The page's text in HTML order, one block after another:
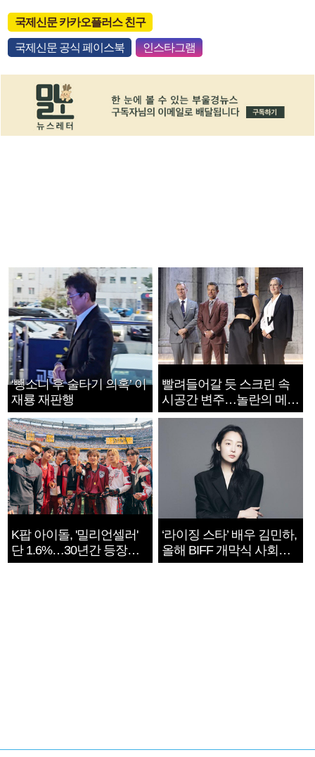
국제신문 카카오플러스 친구
국제신문 공식 페이스북 인스타그램
‘뺑소니 후 술타기 의혹’ 이
재룡 재판행
빨려들어갈 듯 스크린 속
시공간 변주…놀란의 메시
지는 ‘전쟁 속죄’
K팝 아이돌, '밀리언셀러'
단 1.6%…30년간 등장
1182개팀 전수조사
‘라이징 스타’ 배우 김민하,
올해 BIFF 개막식 사회자
확정